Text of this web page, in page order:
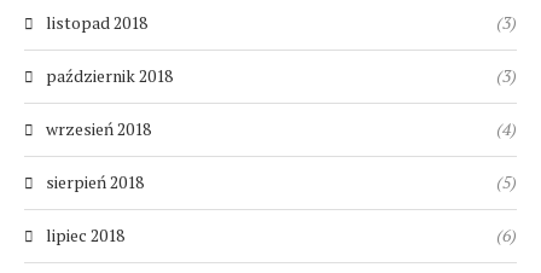
listopad 2018 (3)
październik 2018 (3)
wrzesień 2018 (4)
sierpień 2018 (5)
lipiec 2018 (6)